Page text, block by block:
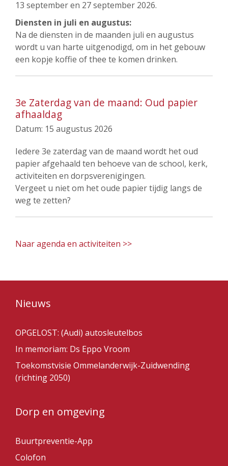
13 september en 27 september 2026.
Diensten in juli en augustus:
Na de diensten in de maanden juli en augustus
wordt u van harte uitgenodigd, om in het gebouw
een kopje koffie of thee te komen drinken.
3e Zaterdag van de maand: Oud papier
afhaaldag
Datum: 15 augustus 2026
Iedere 3e zaterdag van de maand wordt het oud
papier afgehaald ten behoeve van de school, kerk,
activiteiten en dorpsverenigingen.
Vergeet u niet om het oude papier tijdig langs de
weg te zetten?
Naar agenda en activiteiten >>
Nieuws
OPGELOST: (Audi) autosleutelbos
In memoriam: Ds Eppo Vroom
Toekomstvisie Ommelanderwijk-Zuidwending
(richting 2050)
Dorp en omgeving
Buurtpreventie-App
Colofon